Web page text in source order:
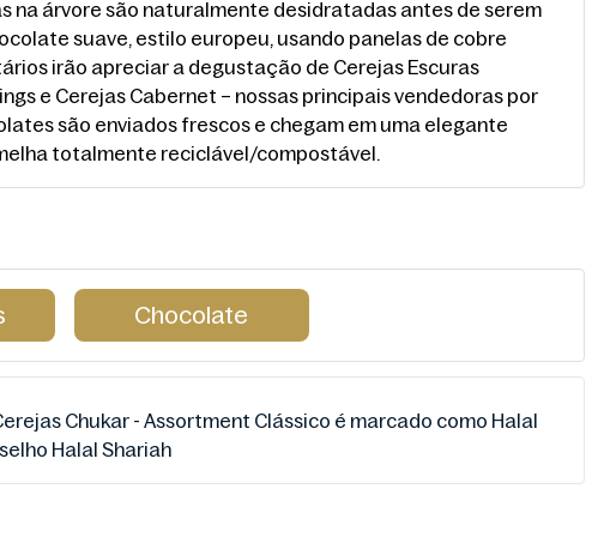
na árvore são naturalmente desidratadas antes de serem
suave, estilo europeu, usando panelas de cobre
irão apreciar a degustação de Cerejas Escuras
e Cerejas Cabernet – nossas principais vendedoras por
são enviados frescos e chegam em uma elegante
totalmente reciclável/compostável.
Chocolate
Cerejas Chukar - Assortment Clássico é marcado como Halal
Halal Shariah